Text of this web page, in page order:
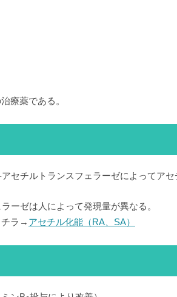
療薬である。
アセチルトランスフェラーゼによってアセ
ーゼは人によって発現量が異なる。
チラ→ アセチル化能（RA、SA）